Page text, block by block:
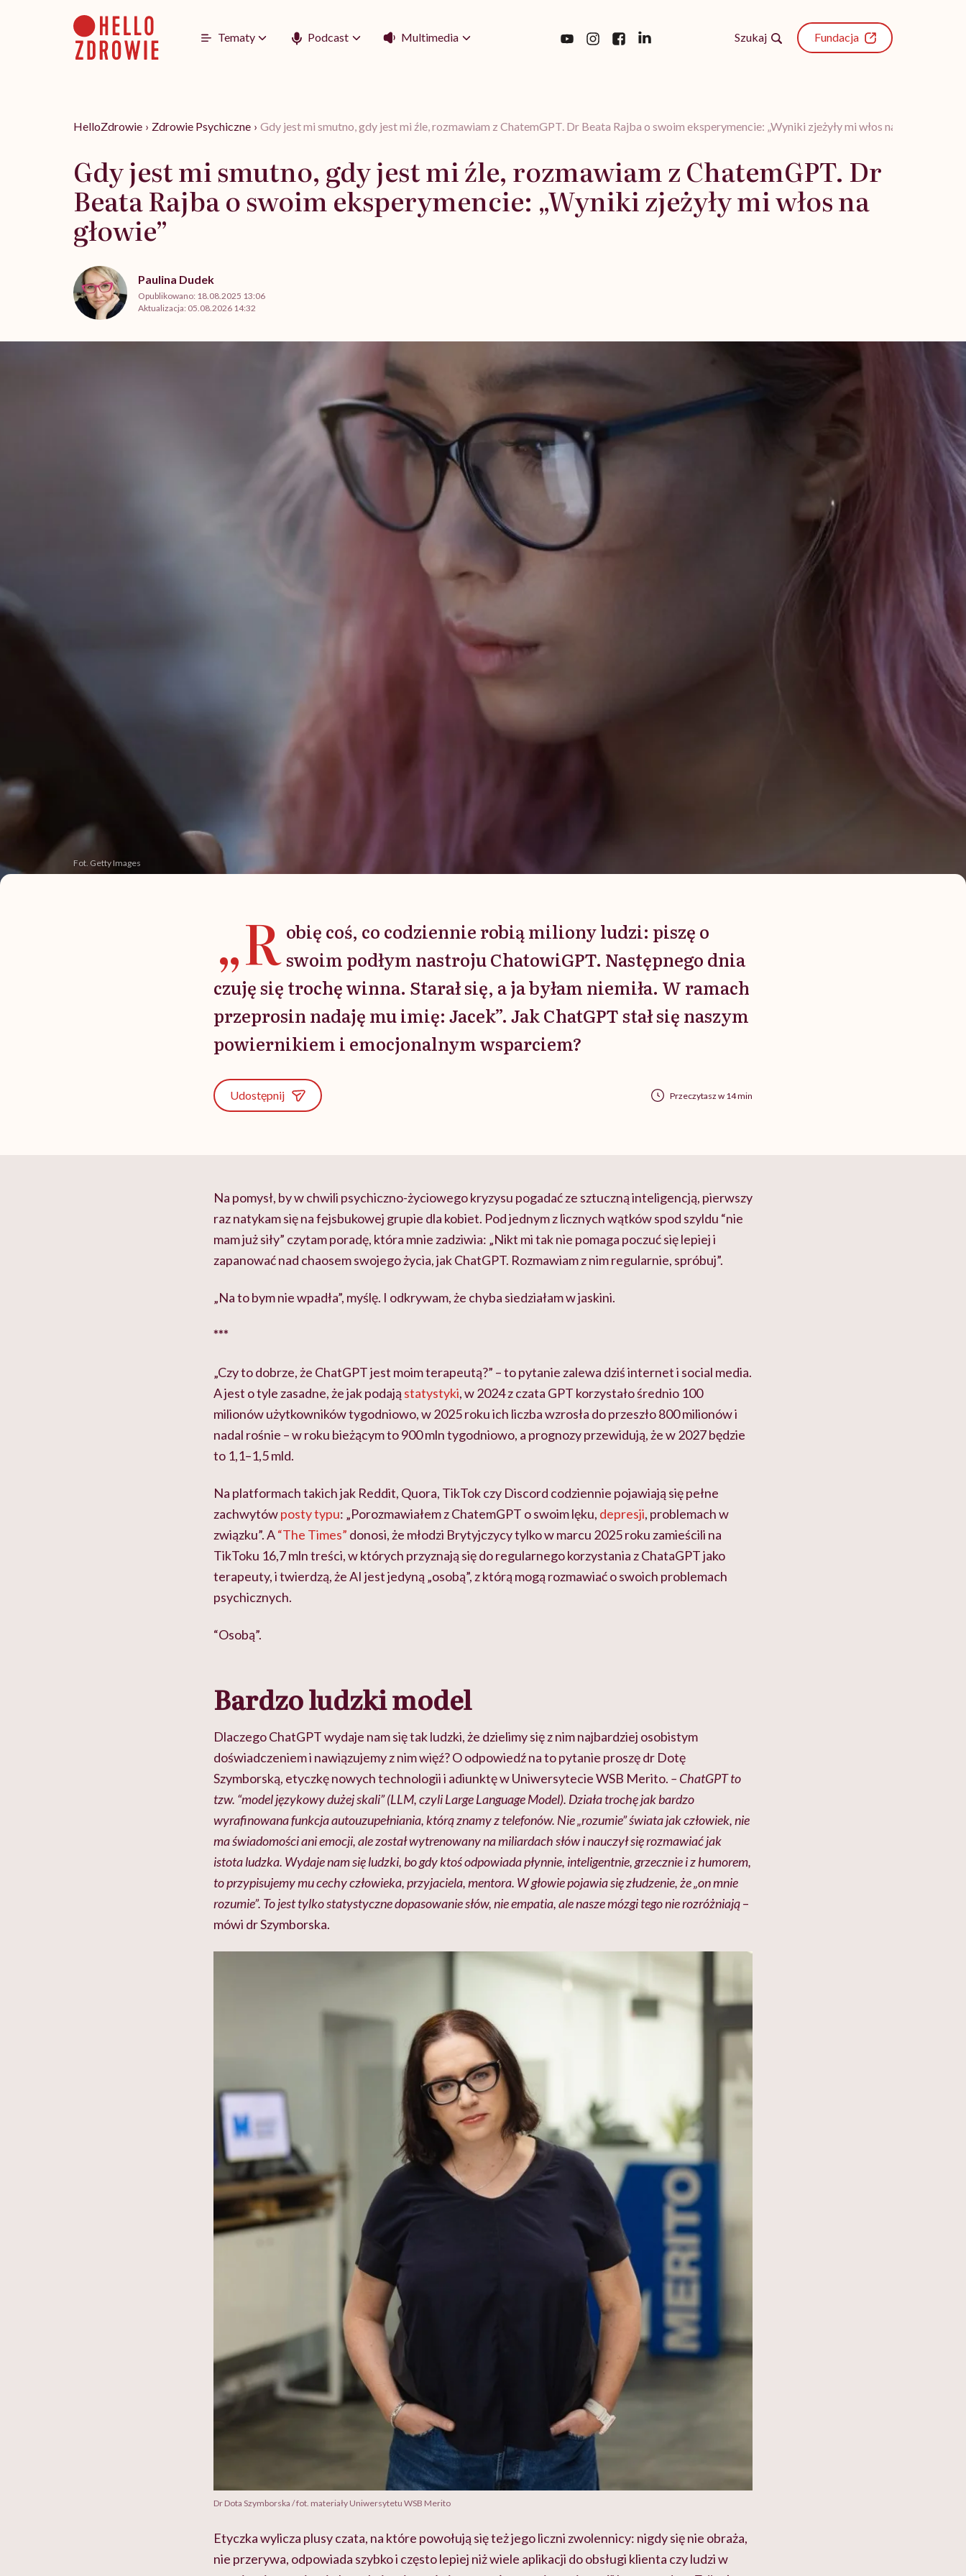
Tematy Podcast Multimedia Szukaj Fundacja
HelloZdrowie › Zdrowie Psychiczne › Gdy jest mi smutno, gdy jest mi źle, rozmawiam z ChatemGPT. Dr Beata Rajba o swoim eksperymencie: „Wyniki zjeżyły mi włos na głowie”
Gdy jest mi smutno, gdy jest mi źle, rozmawiam z ChatemGPT. Dr
Beata Rajba o swoim eksperymencie: „Wyniki zjeżyły mi włos na
głowie”
Paulina Dudek
Opublikowano: 18.08.2025 13:06
Aktualizacja: 05.08.2026 14:32
Fot. Getty Images
„R obię coś, co codziennie robią miliony ludzi: piszę o
swoim podłym nastroju ChatowiGPT. Następnego dnia
czuję się trochę winna. Starał się, a ja byłam niemiła. W ramach
przeprosin nadaję mu imię: Jacek”. Jak ChatGPT stał się naszym
powiernikiem i emocjonalnym wsparciem?
Udostępnij Przeczytasz w 14 min
Na pomysł, by w chwili psychiczno-życiowego kryzysu pogadać ze sztuczną inteligencją, pierwszy
raz natykam się na fejsbukowej grupie dla kobiet. Pod jednym z licznych wątków spod szyldu “nie
mam już siły” czytam poradę, która mnie zadziwia: „Nikt mi tak nie pomaga poczuć się lepiej i
zapanować nad chaosem swojego życia, jak ChatGPT. Rozmawiam z nim regularnie, spróbuj”.
„Na to bym nie wpadła”, myślę. I odkrywam, że chyba siedziałam w jaskini.
***
„Czy to dobrze, że ChatGPT jest moim terapeutą?” – to pytanie zalewa dziś internet i social media.
A jest o tyle zasadne, że jak podają statystyki, w 2024 z czata GPT korzystało średnio 100
milionów użytkowników tygodniowo, w 2025 roku ich liczba wzrosła do przeszło 800 milionów i
nadal rośnie – w roku bieżącym to 900 mln tygodniowo, a prognozy przewidują, że w 2027 będzie
to 1,1–1,5 mld.
Na platformach takich jak Reddit, Quora, TikTok czy Discord codziennie pojawiają się pełne
zachwytówposty typu: „Porozmawiałem z ChatemGPT o swoim lęku, depresji, problemach w
związku”. A“The Times” donosi, że młodzi Brytyjczycy tylko w marcu 2025 roku zamieścili na
TikToku 16,7 mln treści, w których przyznają się do regularnego korzystania z ChataGPT jako
terapeuty, i twierdzą, że AI jest jedyną „osobą”, z którą mogą rozmawiać o swoich problemach
psychicznych.
“Osobą”.
Bardzo ludzki model
Dlaczego ChatGPT wydaje nam się tak ludzki, że dzielimy się z nim najbardziej osobistym
doświadczeniem i nawiązujemy z nim więź? O odpowiedź na to pytanie proszę dr Dotę
Szymborską, etyczkę nowych technologii i adiunktę w Uniwersytecie WSB Merito. – ChatGPT to
tzw. “model językowy dużej skali” (LLM, czyli Large Language Model). Działa trochę jak bardzo
wyrafinowana funkcja autouzupełniania, którą znamy z telefonów. Nie „rozumie” świata jak człowiek, nie
ma świadomości ani emocji, ale został wytrenowany na miliardach słów i nauczył się rozmawiać jak
istota ludzka. Wydaje nam się ludzki, bo gdy ktoś odpowiada płynnie, inteligentnie, grzecznie i z humorem,
to przypisujemy mu cechy człowieka, przyjaciela, mentora. W głowie pojawia się złudzenie, że „on mnie
rozumie”. To jest tylko statystyczne dopasowanie słów, nie empatia, ale nasze mózgi tego nie rozróżniają–
mówi dr Szymborska.
Dr Dota Szymborska / fot. materiały Uniwersytetu WSB Merito
Etyczka wylicza plusy czata, na które powołują się też jego liczni zwolennicy: nigdy się nie obraża,
nie przerywa, odpowiada szybko i często lepiej niż wiele aplikacji do obsługi klienta czy ludzi w